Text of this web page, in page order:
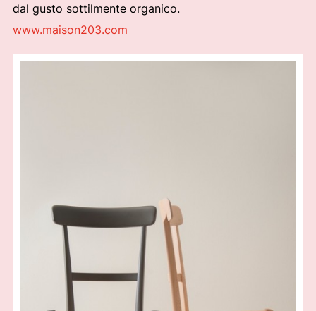
dal gusto sottilmente organico.
www.maison203.com